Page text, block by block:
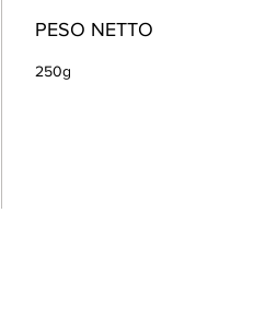
PESO NETTO
250g